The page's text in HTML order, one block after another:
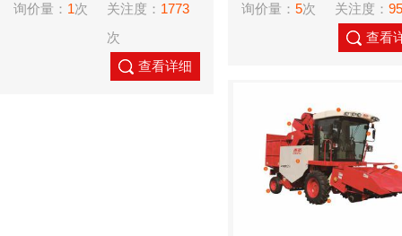
玉米收割机
询价量： 1次 关注度： 1773
次
查看详细
玉米收割机
询价量： 5次 关注度：
查看